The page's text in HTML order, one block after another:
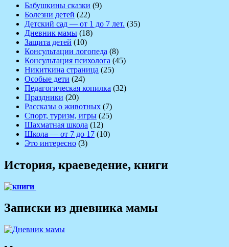
Бабушкины сказки (9)
Болезни детей (22)
Детский сад — от 1 до 7 лет. (35)
Дневник мамы (18)
Защита детей (10)
Консультации логопеда (8)
Консультация психолога (45)
Никиткина страница (25)
Особые дети (24)
Педагогическая копилка (32)
Праздники (20)
Рассказы о животных (7)
Спорт, туризм, игры (25)
Шахматная школа (12)
Школа — от 7 до 17 (10)
Это интересно (3)
История, краеведение, книги
Записки из дневника мамы